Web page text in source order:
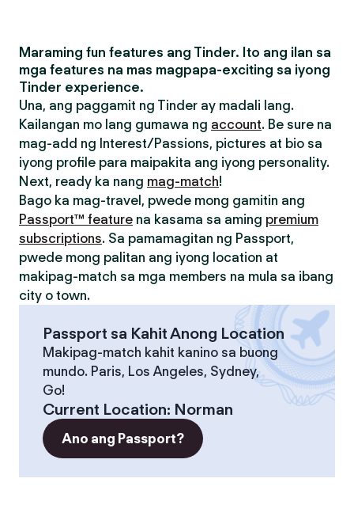
Maraming fun features ang Tinder. Ito ang ilan sa
mga features na mas magpapa-exciting sa iyong
Tinder experience.
Una, ang paggamit ng Tinder ay madali lang.
Kailangan mo lang gumawa ng account. Be sure na
mag-add ng Interest/Passions, pictures at bio sa
iyong profile para maipakita ang iyong personality.
Next, ready ka nang mag-match!
Bago ka mag-travel, pwede mong gamitin ang
Passport™ feature na kasama sa aming premium
subscriptions. Sa pamamagitan ng Passport,
pwede mong palitan ang iyong location at
makipag-match sa mga members na mula sa ibang
city o town.
Passport sa Kahit Anong Location
Makipag-match kahit kanino sa buong
mundo. Paris, Los Angeles, Sydney,
Go!
Current Location: Norman
Ano ang Passport?